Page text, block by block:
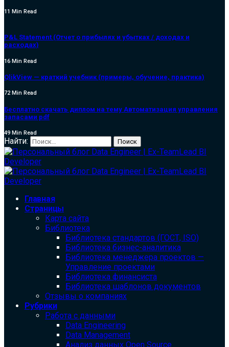
11 Min Read
P&L Statement (Отчет о прибылях и убытках / доходах и
расходах)
16 Min Read
QlikView — краткий учебник (примеры, обучение, практика)
72 Min Read
Бесплатно скачать диплом на тему Автоматизация управления
запасами pdf
49 Min Read
Найти:
Главная
Страницы
Карта сайта
Библиотека
Библиотека cтандартов (ГОСТ, ISO)
Библиотека бизнес-аналитика
Библиотека менеджера проектов —
Управление проектами
Библиотека финансиста
Библиотека шаблонов документов
Отзывы о компаниях
Рубрики
Работа с данными
Data Engineering
Data Management
Анализ данных Open Source